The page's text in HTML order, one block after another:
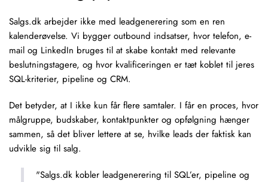
Salgs.dk arbejder ikke med leadgenerering som en ren
kalenderøvelse. Vi bygger outbound indsatser, hvor telefon, e-
mail og LinkedIn bruges til at skabe kontakt med relevante
beslutningstagere, og hvor kvalificeringen er tæt koblet til jeres
SQL-kriterier, pipeline og CRM.
Det betyder, at I ikke kun får flere samtaler. I får en proces, hvor
målgruppe, budskaber, kontaktpunkter og opfølgning hænger
sammen, så det bliver lettere at se, hvilke leads der faktisk kan
udvikle sig til salg.
"Salgs.dk kobler leadgenerering til SQL’er, pipeline og